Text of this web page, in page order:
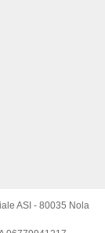
ASI - 80035 Nola